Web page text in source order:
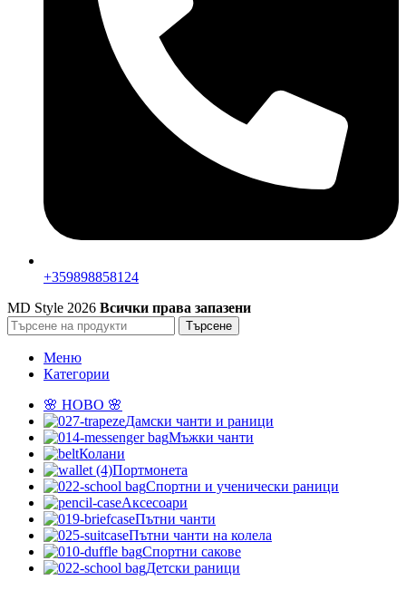
+359898858124
MD Style 2026 Всички права запазени
Търсене
Меню
Категории
🌸 НОВО 🌸
Дамски чанти и раници
Мъжки чанти
Колани
Портмонета
Спортни и ученически раници
Аксесоари
Пътни чанти
Пътни чанти на колела
Спортни сакове
Детски рaници